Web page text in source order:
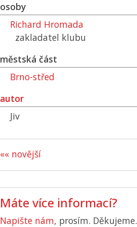
osoby
Richard Hromada
zakladatel klubu
městská část
Brno-střed
autor
Jiv
«« novější
Máte více informací?
Napište nám, prosím. Děkujeme.